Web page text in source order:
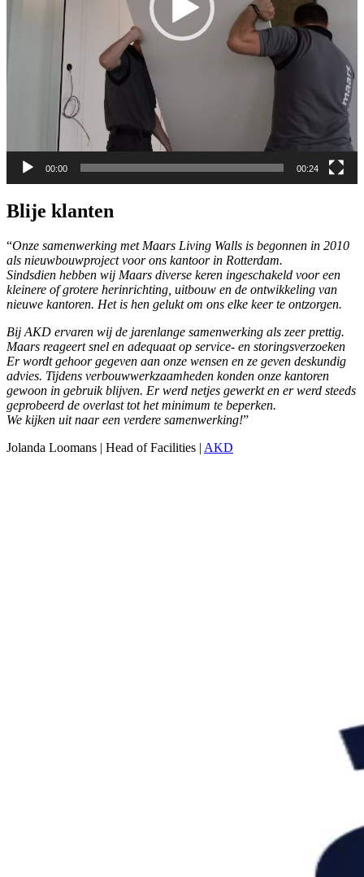
00:00 00:24
Blije klanten
“Onze samenwerking met Maars Living Walls is begonnen in 2010
als nieuwbouwproject voor ons kantoor in Rotterdam.
Sindsdien hebben wij Maars diverse keren ingeschakeld voor een
kleinere of grotere herinrichting, uitbouw en de ontwikkeling van
nieuwe kantoren. Het is hen gelukt om ons elke keer te ontzorgen.
Bij AKD ervaren wij de jarenlange samenwerking als zeer prettig.
Maars reageert snel en adequaat op service- en storingsverzoeken
Er wordt gehoor gegeven aan onze wensen en ze geven deskundig
advies. Tijdens verbouwwerkzaamheden konden onze kantoren
gewoon in gebruik blijven. Er werd netjes gewerkt en er werd steeds
geprobeerd de overlast tot het minimum te beperken.
We kijken uit naar een verdere samenwerking!”
Jolanda Loomans | Head of Facilities | AKD